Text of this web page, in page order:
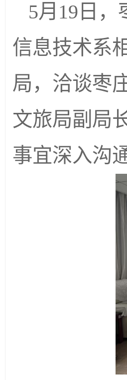
5月19日
信息技术系
局，洽谈枣
文旅局副局
事宜深入沟